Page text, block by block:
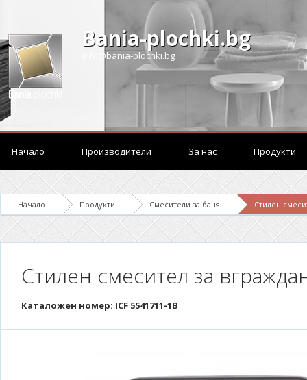
Bania-plochki.bg
info@bania-plochki.bg
Начало Производители За нас Продукти
Начало Продукти Смесители за баня Стилен
Стилен смесител за
Каталожен номер: ICF 5541711-1B